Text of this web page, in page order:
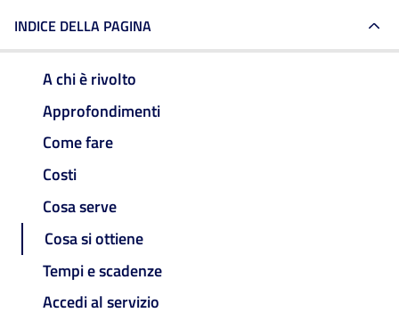
INDICE DELLA PAGINA
A chi è rivolto
Approfondimenti
Come fare
Costi
Cosa serve
Cosa si ottiene
Tempi e scadenze
Accedi al servizio